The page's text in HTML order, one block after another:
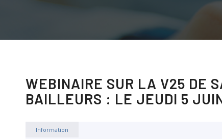
WEBINAIRE SUR LA V25 DE
BAILLEURS : LE JEUDI 5
Information